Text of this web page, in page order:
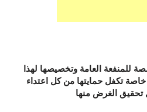
للمنفعة العامة وتخصيصها لهذا
تكفل حمايتها من كل اعتداء
تحقيق الغرض منها